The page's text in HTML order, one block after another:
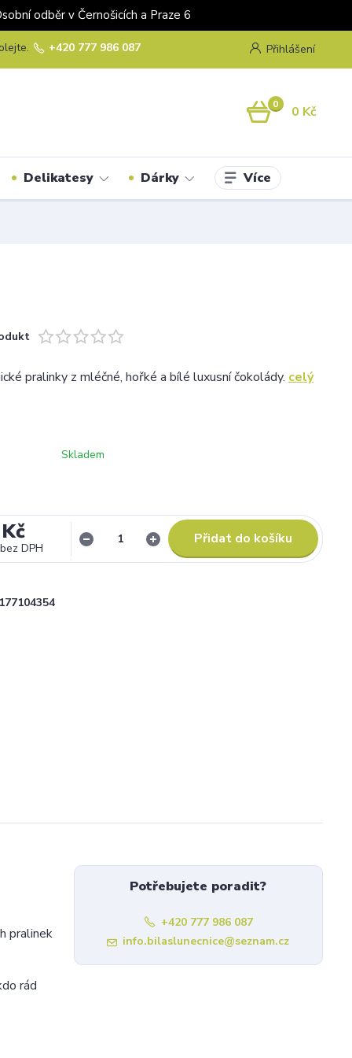
v Černošicích a Praze 6
Přihlášení
+420 777 986 087
0 0 Kč
Delikatesy Dárky Více
pralinky z mléčné, hořké a bílé luxusní čokolády. celý
Skladem
bez DPH
Přidat do košíku
pralinek
rád
Potřebujete poradit?
+420 777 986 087
info.bilaslunecnice@seznam.cz